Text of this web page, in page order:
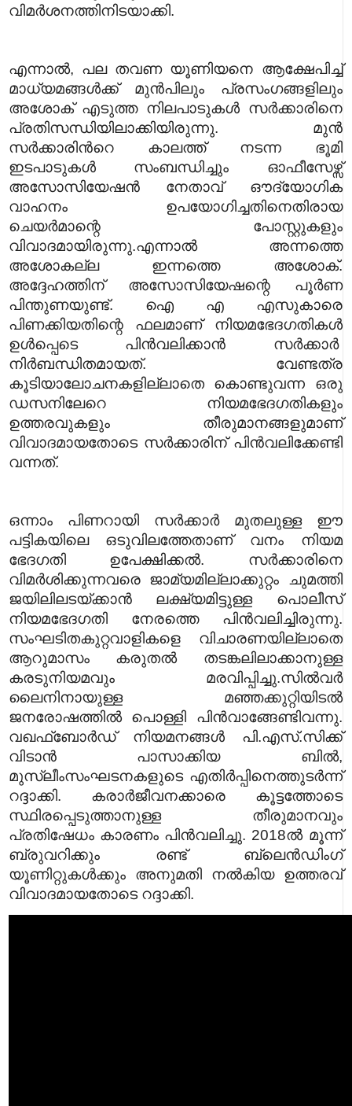
വിമര്‍ശനത്തിനിടയാക്കി.
എന്നാല്‍, പല തവണ യൂണിയനെ ആക്ഷേപിച്ച്
മാധ്യമങ്ങള്‍ക്ക് മുന്‍പിലും പ്രസംഗങ്ങളിലും
അശോക് എടുത്ത നിലപാടുകള്‍ സര്‍ക്കാരിനെ
പ്രതിസന്ധിയിലാക്കിയിരുന്നു. മുന്‍
സര്‍ക്കാരിന്‍റെ കാലത്ത് നടന്ന ഭൂമി
ഇടപാടുകള്‍ സംബന്ധിച്ചും ഓഫീസേഴ്സ്
അസോസിയേഷന്‍ നേതാവ് ഔദ്യോഗിക
വാഹനം ഉപയോഗിച്ചതിനെതിരായ
ചെയര്‍മാന്റെ പോസ്റ്റുകളും
വിവാദമായിരുന്നു.എന്നാൽ അന്നത്തെ
അശോകല്ല ഇന്നത്തെ അശോക്.
അദ്ദേഹത്തിന് അസോസിയേഷന്റെ പൂർണ
പിന്തുണയുണ്ട്. ഐ എ എസുകാരെ
പിണക്കിയതിന്റെ ഫലമാണ് നിയമഭേദഗതികൾ
ഉൾപ്പെടെ പിൻവലിക്കാൻ സർക്കാർ
നിർബന്ധിതമായത്. വേണ്ടത്ര
കൂടിയാലോചനകളില്ലാതെ കൊണ്ടുവന്ന ഒരു
ഡസനിലേറെ നിയമഭേദഗതികളും
ഉത്തരവുകളും തീരുമാനങ്ങളുമാണ്
വിവാദമായതോടെ സർക്കാരിന് പിൻവലിക്കേണ്ടി
വന്നത്.
ഒന്നാം പിണറായി സർക്കാർ മുതലുള്ള ഈ
പട്ടികയിലെ ഒടുവിലത്തേതാണ് വനം നിയമ
ഭേദഗതി ഉപേക്ഷിക്കൽ. സർക്കാരിനെ
വിമർശിക്കുന്നവരെ ജാമ്യമില്ലാക്കുറ്റം ചുമത്തി
ജയിലിലടയ്ക്കാൻ ലക്ഷ്യമിട്ടുള്ള പൊലീസ്
നിയമഭേദഗതി നേരത്തെ പിൻവലിച്ചിരുന്നു.
സംഘടിതകുറ്റവാളികളെ വിചാരണയില്ലാതെ
ആറുമാസം കരുതൽ തടങ്കലിലാക്കാനുള്ള
കരടുനിയമവും മരവിപ്പിച്ചു.സിൽവർ
ലൈനിനായുള്ള മഞ്ഞക്കുറ്റിയിടൽ
ജനരോഷത്തിൽ പൊള്ളി പിൻവാങ്ങേണ്ടിവന്നു.
വഖഫ്ബോർഡ് നിയമനങ്ങൾ പി.എസ്.സിക്ക്
വിടാൻ പാസാക്കിയ ബിൽ,
മുസ്ലീംസംഘടനകളുടെ എതിർപ്പിനെത്തുടർന്ന്
റദ്ദാക്കി. കരാർജീവനക്കാരെ കൂട്ടത്തോടെ
സ്ഥിരപ്പെടുത്താനുള്ള തീരുമാനവും
പ്രതിഷേധം കാരണം പിൻവലിച്ചു. 2018ൽ മൂന്ന്
ബ്രുവറിക്കും രണ്ട് ബ്ലെൻഡിംഗ്
യൂണിറ്റുകൾക്കും അനുമതി നൽകിയ ഉത്തരവ്
വിവാദമായതോടെ റദ്ദാക്കി.